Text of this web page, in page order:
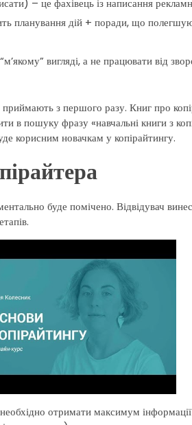
– це фахівець із написання
планування дій + поради, що
вигляді, а не працювати від
з першого разу. Книг про
в пошуку фразу «навчальні книги з
корисним новачкам у копірайтингу.
буде помічено. Відвідувач
отримати максимум